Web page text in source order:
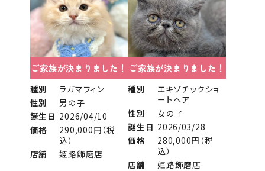
ご家族が決まりました！
種別
ラガマフィン
性別
男の子
誕生日 2026/04/10
価格
290,000円（税
込）
店舗
姫路飾磨店
ご家族が決まりました！
種別
エキゾチックショ
ートヘア
性別
女の子
誕生日 2026/03/28
価格
280,000円（税
込）
店舗
姫路飾磨店